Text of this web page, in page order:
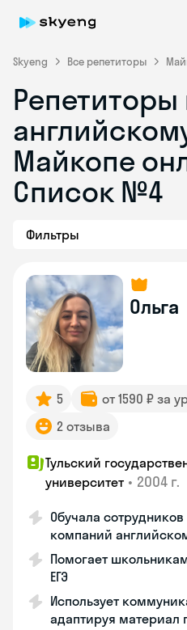
Skyeng Все репетиторы
Репетиторы
Майкопе
Список №4
Фильтры
Ольга
5 от 1590 ₽ за
2 отзыва
Тульский
университет • 2004 г.
Обучала
компаний
Помогает
ЕГЭ
Использует
адаптируя материал